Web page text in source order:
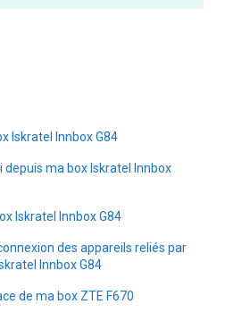
Iskratel Innbox G84
depuis ma box Iskratel Innbox
Iskratel Innbox G84
des appareils reliés par
Innbox G84
de ma box ZTE F670